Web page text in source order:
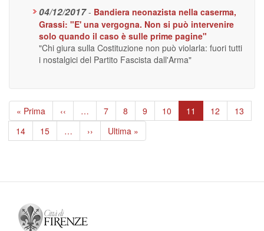
04/12/2017 - Bandiera neonazista nella caserma,
Grassi: "E' una vergogna. Non si può intervenire
solo quando il caso è sulle prime pagine"
"Chi giura sulla Costituzione non può violarla: fuori tutti
i nostalgici del Partito Fascista dall'Arma"
Paginazione
Prima
pagina
« Prima
Pagina
precedente
‹‹ … Page
7 Page
8 Page
9 Page
10
Pagina
attuale
11 Page
12 Page
13
Page
14 Page
15 …
Pagina
successiva
››
Ultima
pagina
Ultima »